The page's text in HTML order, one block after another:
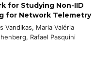
for Studying Non-IID
for Network Telemetry
Vandikas, Maria Valéria
Rafael Pasquini